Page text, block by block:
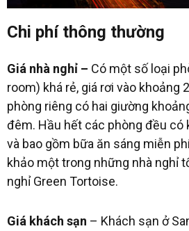
Chi phí thông thường
Giá nhà nghỉ – Có một số loại
room) khá rẻ, giá rơi vào khoảng
phòng riêng có hai giường
đêm. Hầu hết các phòng đều có
và bao gồm bữa ăn sáng miễn
khảo một trong những nhà nghỉ
nghỉ Green Tortoise.
Giá khách sạn – Khách sạn ở